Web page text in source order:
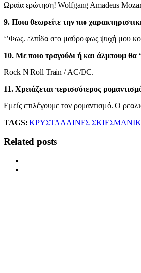
Ωραία ερώτηση! Wolfgang Amadeus
9. Ποια θεωρείτε την πιο
‘’Φως. ελπίδα στο μαύρο φως ψυχή μου
10. Με ποιο τραγούδι ή και άλμπουμ θα
Rock N Roll Train / AC/DC.
11. Χρειάζεται περισσότερος
Εμείς επιλέγουμε τον ρομαντισμό. Ο
TAGS: ΚΡΥΣΤΑΛΛΙΝΕΣ ΣΚΙΕΣ
Related posts